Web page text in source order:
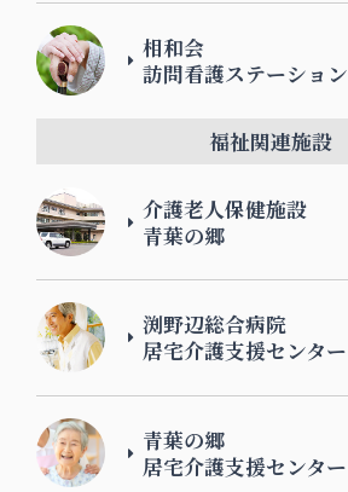
相和会
訪問看護ステーション
福祉関連施設
介護老人保健施設
青葉の郷
渕野辺総合病院
居宅介護支援センター
青葉の郷
居宅介護支援センター